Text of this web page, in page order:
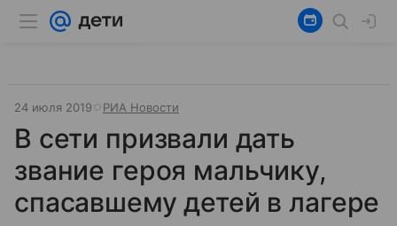
24 июля 2019 РИА Новости
В сети призвали дать
звание героя мальчику,
спасавшему детей в лагере